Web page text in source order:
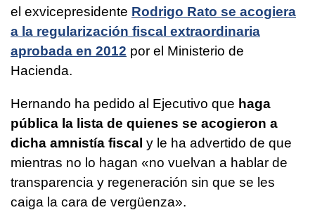
el exvicepresidente Rodrigo Rato se acogiera
a la regularización fiscal extraordinaria
aprobada en 2012 por el Ministerio de
Hacienda.
Hernando ha pedido al Ejecutivo que haga
pública la lista de quienes se acogieron a
dicha amnistía fiscal y le ha advertido de que
mientras no lo hagan «no vuelvan a hablar de
transparencia y regeneración sin que se les
caiga la cara de vergüenza».